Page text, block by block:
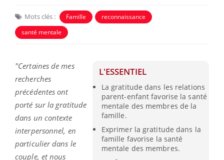
Mots clés : Famille
reconnaissance
santé mentale
L'ESSENTIEL
La gratitude dans les relations
parent-enfant favorise la santé
mentale des membres de la
famille.
Exprimer la gratitude dans la
famille favorise la santé
mentale des membres.
"Certaines de mes
recherches
précédentes ont
porté sur la gratitude
dans un contexte
interpersonnel, en
particulier dans le
couple, et nous